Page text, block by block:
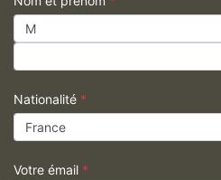
Nationalité *
Votre émail *